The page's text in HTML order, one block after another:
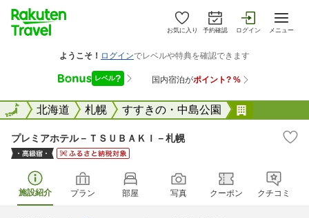
お気に入り 予約確認 ログイン メニュー
全国北海道 札幌 すすきの・中島公園
全国
プレミアホテル－ＴＳＵＢＡＫＩ－札幌
施設紹介 プラン 部屋 写真 クーポン クチコミ